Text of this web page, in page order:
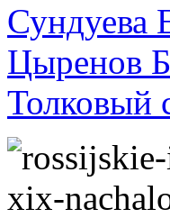
Сундуева
Цыренов
Толковый